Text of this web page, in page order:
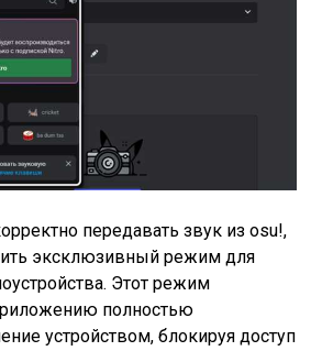
передавать звук из osu!,
эксклюзивный режим для
Этот режим
полностью
устройством, блокируя доступ